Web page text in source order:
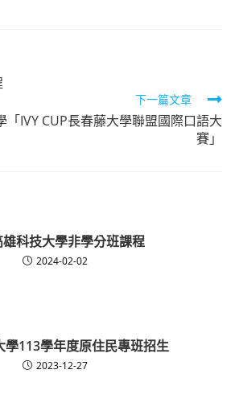
下一篇文章
「IVY CUP長春藤大學聯盟國際口語大
賽」
雄科技大學非學分班課程
2024-02-02
學113學年度原住民專班招生
2023-12-27